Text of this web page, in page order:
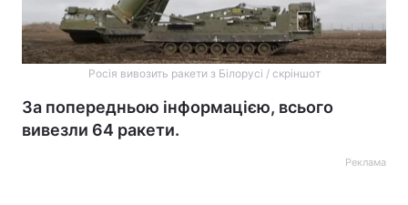
Росія вивозить ракети з Білорусі / скріншот
За попередньою інформацією, всього
вивезли 64 ракети.
Реклама